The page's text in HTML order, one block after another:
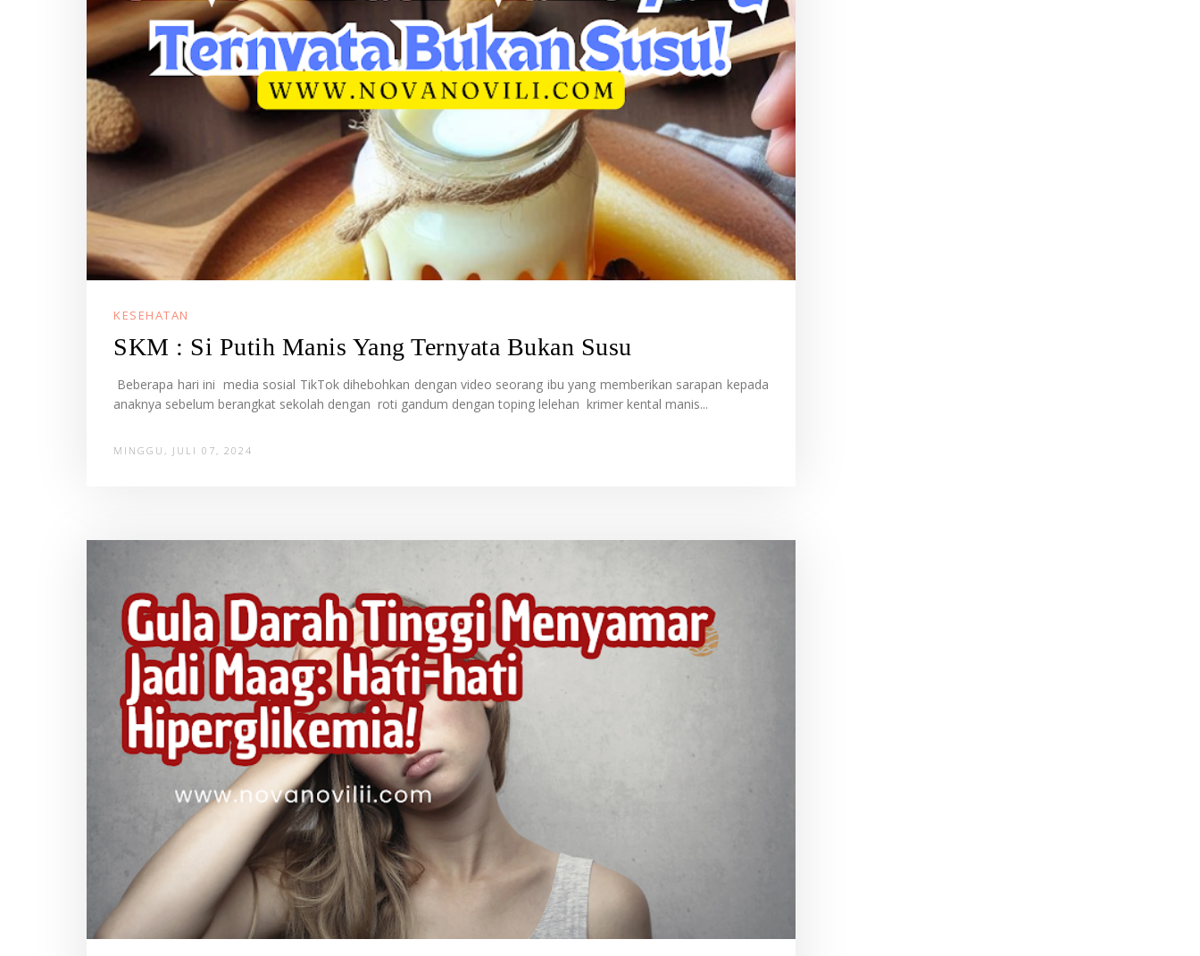
KESEHATAN
SKM : Si Putih Manis Yang Ternyata Bukan Susu
Beberapa hari ini media sosial TikTok dihebohkan dengan video seorang ibu yang memberikan sarapan kepada
anaknya sebelum berangkat sekolah dengan roti gandum dengan toping lelehan krimer kental manis...
MINGGU, JULI 07, 2024